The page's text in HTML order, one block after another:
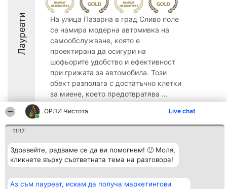
ОРЛИ Чистота Live chat
11:17
Здравейте, радваме се да ви помогнем! 🙂 Моля,
кликнете върху съответната тема на разговора!
Аз съм лауреат, искам да получа маркетингови
Лауреати
На улица Пазарна в град Сливо поле
се намира модерна автомивка на
самообслужване, която е
проектирана да осигури на
шофьорите удобство и ефективност
при грижата за автомобила. Този
обект разполага с достатъчно клетки
за миене, което предотвратява ...
9.6
Организатор на
класиране
Beautiful Company S.R.L.
Sus Nr. 2, Bl. A30, Sc. A, Et.
4, Ap. 13
Класация
Списък на
победители
Правила
Контакти